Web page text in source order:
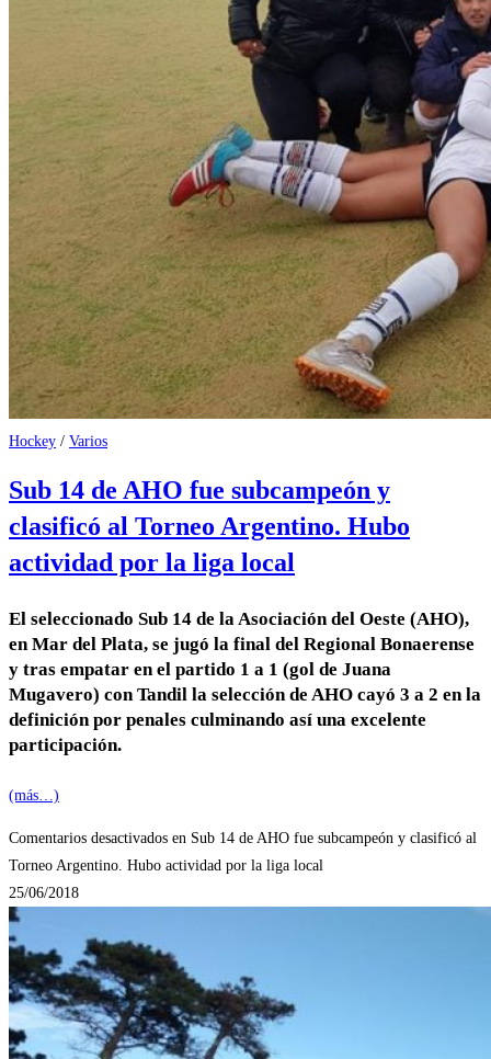
Hockey / Varios
Sub 14 de AHO fue subcampeón y
clasificó al Torneo Argentino. Hubo
actividad por la liga local
El seleccionado Sub 14 de la Asociación del Oeste (AHO),
en Mar del Plata, se jugó la final del Regional Bonaerense
y tras empatar en el partido 1 a 1 (gol de Juana
Mugavero) con Tandil la selección de AHO cayó 3 a 2 en la
definición por penales culminando así una excelente
participación.
(más…)
Comentarios desactivados en Sub 14 de AHO fue subcampeón y clasificó al
Torneo Argentino. Hubo actividad por la liga local
25/06/2018